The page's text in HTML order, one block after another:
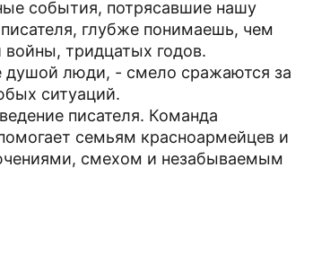
события, потрясавшие нашу
глубже понимаешь, чем
тридцатых годов.
душой люди, - смело сражаются за
ситуаций.
писателя. Команда
семьям красноармейцев и
смехом и незабываемым